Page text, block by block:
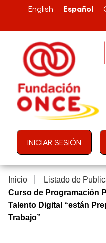
Pasar al contenido principal
English Español
Menú de cuenta de
INICIAR SESIÓN
Inicio Listado de
Curso de Programación
Talento Digital “están
Trabajo”